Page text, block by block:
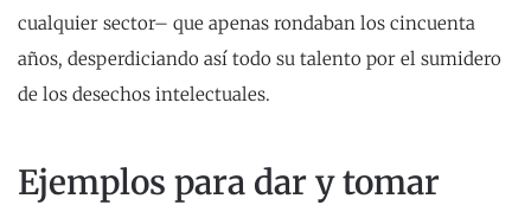
cualquier sector– que apenas rondaban los cincuenta
años, desperdiciando así todo su talento por el sumidero
de los desechos intelectuales.
Ejemplos para dar y tomar